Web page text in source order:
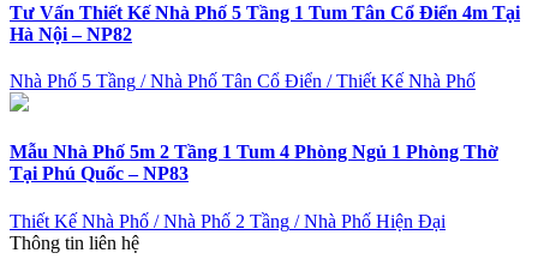
Tư Vấn Thiết Kế Nhà Phố 5 Tầng 1 Tum Tân Cổ Điển 4m Tại
Hà Nội – NP82
Nhà Phố 5 Tầng /Nhà Phố Tân Cổ Điển /Thiết Kế Nhà Phố
Mẫu Nhà Phố 5m 2 Tầng 1 Tum 4 Phòng Ngủ 1 Phòng Thờ
Tại Phú Quốc – NP83
Thiết Kế Nhà Phố /Nhà Phố 2 Tầng /Nhà Phố Hiện Đại
Thông tin liên hệ